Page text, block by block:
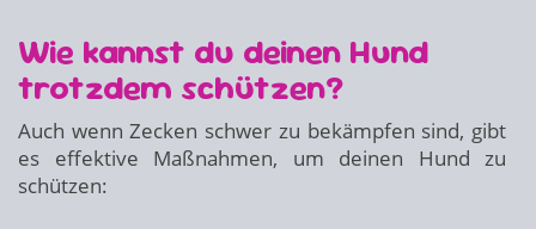
Wie kannst du deinen Hund
trotzdem schützen?
Auch wenn Zecken schwer zu bekämpfen sind, gibt
es effektive Maßnahmen, um deinen Hund zu
schützen: